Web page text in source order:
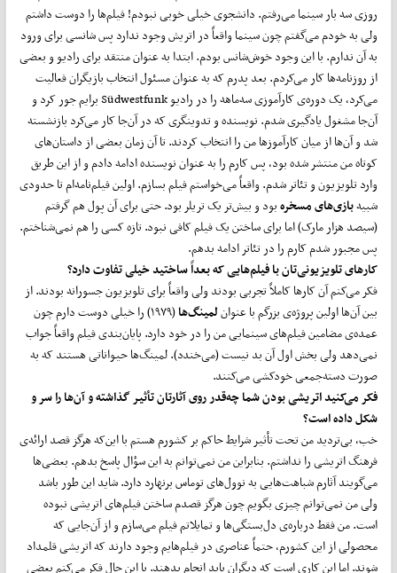
روزی سه بار سینما می‌رفتم. دانشجوی خیلی خوبی نبودم! فیلم‌ها را دوست داشتم
ولی به خودم می‌گفتم چون سینما واقعاً در اتریش وجود ندارد پس شانسی برای ورود
به آن ندارم. با این وجود خوش‌شانس بودم. ابتدا به عنوان منتقد برای رادیو و بعضی
از روزنامه‌ها کار می‌کردم. بعد پدرم که به عنوان مسئول انتخاب بازیگران فعالیت
می‌کرد، یک دوره‌ی کارآموزی سه‌ماهه را در رادیو Südwestfunk برایم جور کرد و
آن‌جا مشغول یادگیری شدم. نویسنده و تدوینگری که در آن‌جا کار می‌کرد بازنشسته
شد و آن‌ها از میان کارآموزها من را انتخاب کردند. تا آن زمان بعضی از داستان‌های
کوتاه من منتشر شده بود، پس کارم را به عنوان نویسنده ادامه دادم و از این طریق
وارد تلویزیون و تئاتر شدم. واقعاً می‌خواستم فیلم بسازم. اولین فیلم‌نامه‌ام تا حدودی
شبیهبازی‌های مسخرهبود و بیش‌تر یک تریلر بود. حتی برای آن پول هم گرفتم
(سیصد هزار مارک) اما برای ساختن یک فیلم کافی نبود. تازه کسی را هم نمی‌شناختم.
پس مجبور شدم کارم را در تئاتر ادامه بدهم.
کارهای تلویزیونی‌تان با فیلم‌هایی که بعداً ساختید خیلی تفاوت دارد؟
فکر می‌کنم آن کارها کاملاً تجربی بودند ولی واقعاً برای تلویزیون جسورانه بودند. از
بین آن‌ها اولین پروژه‌ی بزرگم با عنوانلمینگ‌ها
(۱۹۷۹) را خیلی دوست دارم چون
عمده‌ی مضامین فیلم‌های سینمایی من را در خود دارد. پایان‌بندی فیلم واقعاً جواب
نمی‌دهد ولی بخش اول آن بد نیست (می‌خندد). لمینگ‌ها حیواناتی هستند که به‌
صورت دسته‌جمعی خودکشی می‌کنند.
فکر می‌کنید اتریشی بودن شما چه‌قدر روی آثارتان تأثیر گذاشته و آن‌ها را سر و
شکل داده است؟
خب، بی‌تردید من تحت ‌تأثیر شرایط حاکم بر کشورم هستم با این‌که هرگز قصد ارائه‌ی
فرهنگ اتریشی را نداشتم. بنابراین من نمی‌توانم به این سؤال پاسخ بدهم. بعضی‌ها
می‌گویند آثارم شباهت‌هایی به نوول‌های توماس برنهارد دارد. شاید این‌ طور باشد
ولی من نمی‌توانم چیزی بگویم چون هرگز قصدم ساختن فیلم‌های اتریشی نبوده
است. من فقط درباره‌ی دل‌بستگی‌ها و تمایلاتم فیلم می‌سازم و از آن‌جایی که
محصولی از این کشورم، حتماً عناصری در فیلم‌هایم وجود دارند که اتریشی قلمداد
شوند. اما این کاری است که دیگران باید انجام بدهند. با این حال فکر می‌کنم بعضی